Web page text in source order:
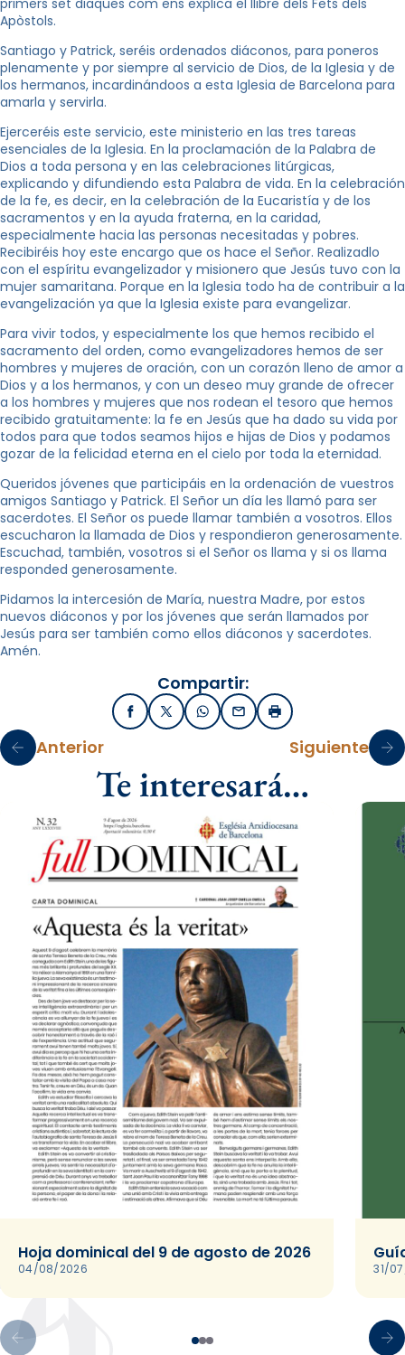
Apòstols.
Santiago y Patrick, seréis ordenados diáconos, para poneros
plenamente y por siempre al servicio de Dios, de la Iglesia y de
los hermanos, incardinándoos a esta Iglesia de Barcelona para
amarla y servirla.
Ejerceréis este servicio, este ministerio en las tres tareas
esenciales de la Iglesia. En la proclamación de la Palabra de
Dios a toda persona y en las celebraciones litúrgicas,
explicando y difundiendo esta Palabra de vida. En la celebración
de la fe, es decir, en la celebración de la Eucaristía y de los
sacramentos y en la ayuda fraterna, en la caridad,
especialmente hacia las personas necesitadas y pobres.
Recibiréis hoy este encargo que os hace el Señor. Realizadlo
con el espíritu evangelizador y misionero que Jesús tuvo con la
mujer samaritana. Porque en la Iglesia todo ha de contribuir a la
evangelización ya que la Iglesia existe para evangelizar.
Para vivir todos, y especialmente los que hemos recibido el
sacramento del orden, como evangelizadores hemos de ser
hombres y mujeres de oración, con un corazón lleno de amor a
Dios y a los hermanos, y con un deseo muy grande de ofrecer
a los hombres y mujeres que nos rodean el tesoro que hemos
recibido gratuitamente: la fe en Jesús que ha dado su vida por
todos para que todos seamos hijos e hijas de Dios y podamos
gozar de la felicidad eterna en el cielo por toda la eternidad.
Queridos jóvenes que participáis en la ordenación de vuestros
amigos Santiago y Patrick. El Señor un día les llamó para ser
sacerdotes. El Señor os puede llamar también a vosotros. Ellos
escucharon la llamada de Dios y respondieron generosamente.
Escuchad, también, vosotros si el Señor os llama y si os llama
responded generosamente.
Pidamos la intercesión de María, nuestra Madre, por estos
nuevos diáconos y por los jóvenes que serán llamados por
Jesús para ser también como ellos diáconos y sacerdotes.
Amén.
Compartir:
FacebookX / TwitterWhatsApp
EmailImprimir
Anterior Siguiente
Te interesará…
Hoja dominical del 9 de agosto de 2026
04/08/2026 31/